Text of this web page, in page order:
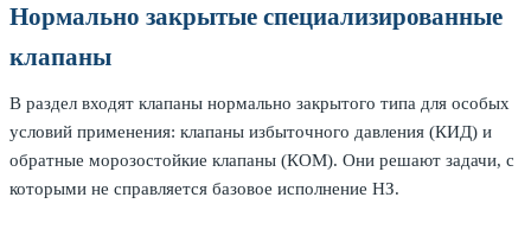
Нормально закрытые специализированные
клапаны
В раздел входят клапаны нормально закрытого типа для особых
условий применения: клапаны избыточного давления (КИД) и
обратные морозостойкие клапаны (КОМ). Они решают задачи, с
которыми не справляется базовое исполнение НЗ.